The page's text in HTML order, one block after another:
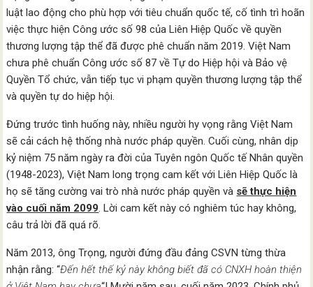
luật lao động cho phù hợp với tiêu chuẩn quốc tế, cố tình trì hoãn
việc thực hiện Công ước số 98 của Liên Hiệp Quốc về quyền
thương lượng tập thể đã được phê chuẩn năm 2019. Việt Nam
chưa phê chuẩn Công ước số 87 về Tự do Hiệp hội và Bảo vệ
Quyền Tổ chức, vẫn tiếp tục vi phạm quyền thương lượng tập thể
và quyền tự do hiệp hội.
Đứng trước tình huống này, nhiều người hy vọng rằng Việt Nam
sẽ cải cách hệ thống nhà nước pháp quyền. Cuối cùng, nhân dịp
kỷ niệm 75 năm ngày ra đời của Tuyên ngôn Quốc tế Nhân quyền
(1948-2023), Việt Nam long trọng cam kết với Liên Hiệp Quốc là
họ sẽ tăng cường vai trò nhà nước pháp quyền và sẽ thực hiện
vào cuối năm 2099. Lời cam kết này có nghiêm túc hay không,
câu trả lời đã quá rõ.
Năm 2013, ông Trọng, người đứng đầu đảng CSVN từng thừa
nhận rằng: “Đến hết thế kỷ này không biết đã có CNXH hoàn thiện